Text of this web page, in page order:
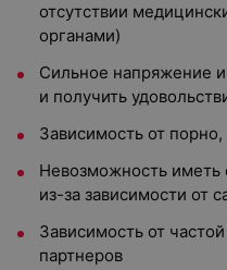
отсутствии
органами)
Сильное напряжение
и получить
Зависимость от порно,
Невозможность
из-за зависимости от
Зависимость от
партнеров